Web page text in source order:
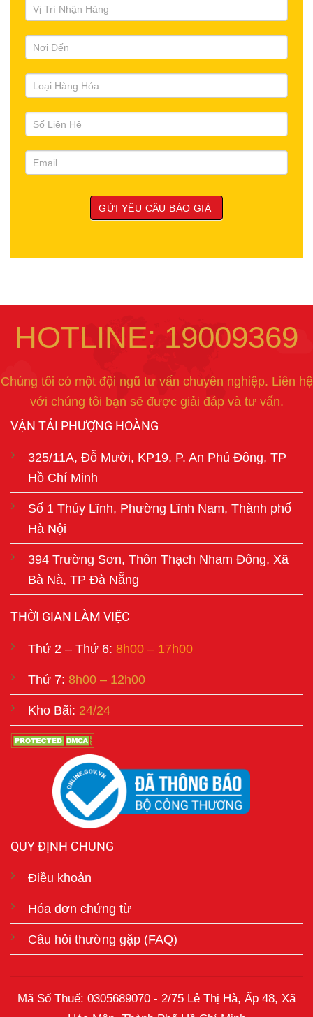
HOTLINE: 19009369
Chúng tôi có một đội ngũ tư vấn chuyên nghiệp. Liên hệ
với chúng tôi bạn sẽ được giải đáp và tư vấn.
VẬN TẢI PHƯỢNG HOÀNG
325/11A, Đỗ Mười, KP19, P. An Phú Đông, TP
Hồ Chí Minh
Số 1 Thúy Lĩnh, Phường Lĩnh Nam, Thành phố
Hà Nội
394 Trường Sơn, Thôn Thạch Nham Đông, Xã
Bà Nà, TP Đà Nẵng
THỜI GIAN LÀM VIỆC
Thứ 2 – Thứ 6: 8h00 – 17h00
Thứ 7: 8h00 – 12h00
Kho Bãi: 24/24
QUY ĐỊNH CHUNG
Điều khoản
Hóa đơn chứng từ
Câu hỏi thường gặp (FAQ)
Mã Số Thuế: 0305689070 - 2/75 Lê Thị Hà, Ấp 48, Xã